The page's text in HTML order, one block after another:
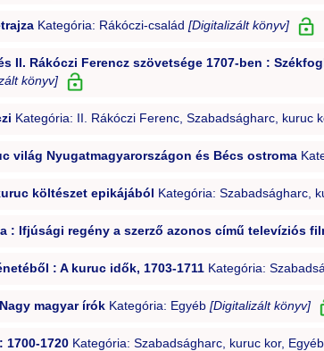
Kategória: Rákóczi-család [Digitalizált könyv]
II. Rákóczi Ferencz szövetsége 1707-ben :
könyv]
Kategória: II. Rákóczi Ferenc, Szabadságharc, kuruc
világ Nyugatmagyarországon és Bécs ostroma
költészet epikájából Kategória: Szabadságharc,
: Ifjúsági regény a szerző azonos című televíziós
: A kuruc idők, 1703-1711Kategória:
magyar írókKategória: Egyéb [Digitalizált könyv]
1700-1720Kategória: Szabadságharc, kuruc kor, Egyéb